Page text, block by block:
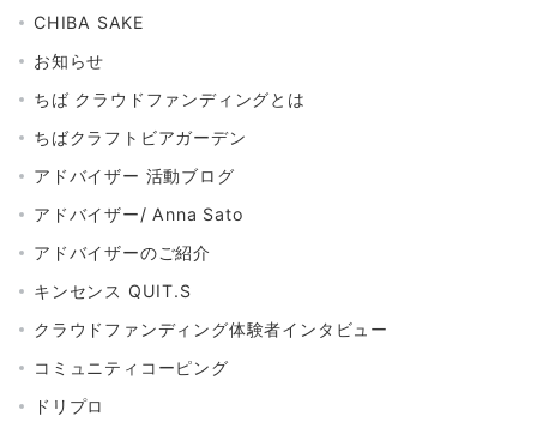
CHIBA SAKE
お知らせ
ちば クラウドファンディングとは
ちばクラフトビアガーデン
アドバイザー 活動ブログ
アドバイザー/ Anna Sato
アドバイザーのご紹介
キンセンス QUIT.S
クラウドファンディング体験者インタビュー
コミュニティコーピング
ドリプロ